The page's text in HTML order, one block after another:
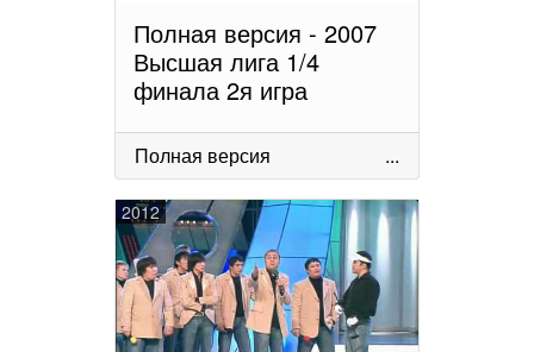
Полная версия - 2007
Высшая лига 1/4
финала 2я игра
Полная версия ...
2012